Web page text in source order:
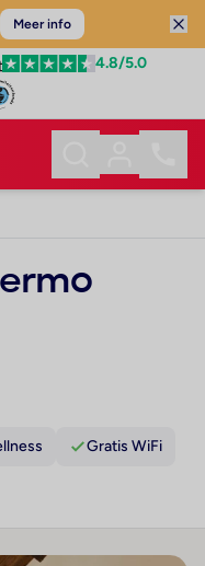
Meer info
4.8/5.0
Gratis WiFi